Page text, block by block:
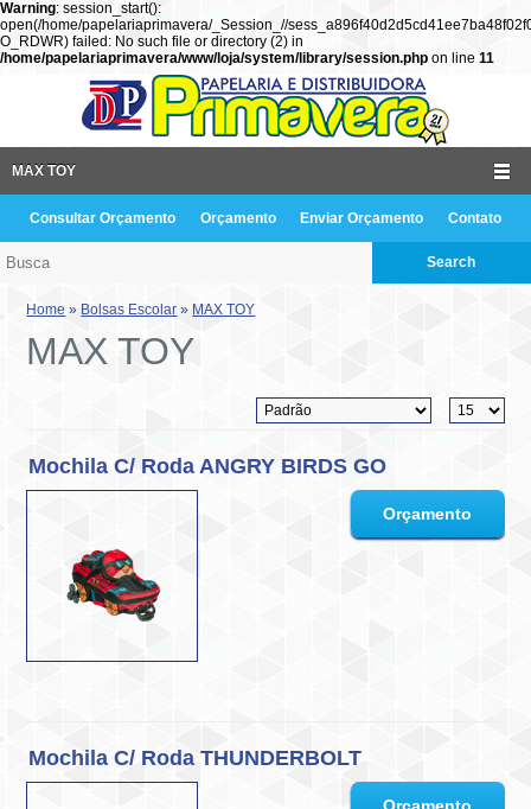
Warning: session_start():
open(/home/papelariaprimavera/_Session_//
O_RDWR) failed: No such file or directory (2) in
/home/papelariaprimavera/www/loja/system/library/session.php on line 11
MAX TOY
Consultar Orçamento Orçamento Enviar Orçamento Contato
Search
Home » Bolsas Escolar » MAX TOY
MAX TOY
Mochila C/ Roda ANGRY BIRDS GO
Mochila C/ Roda THUNDERBOLT